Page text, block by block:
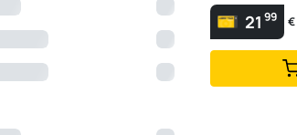
mm, SL115-H0.5
21 99 €